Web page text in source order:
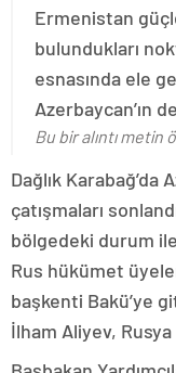
Ermenistan
bulundukları
esnasında ele
Azerbaycan’ın
Bu bir alıntı metin
Dağlık
çatışmaları
bölgedeki durum
Rus hükümet
başkenti Bakü’ye
İlham Aliyev, Rusya